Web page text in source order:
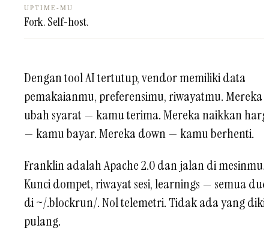
UPTIME-MU
Fork. Self-host.
Dengan tool AI tertutup, vendor memiliki data
pemakaianmu, preferensimu, riwayatmu. Mereka
ubah syarat — kamu terima. Mereka naikkan
— kamu bayar. Mereka down — kamu berhenti.
Franklin adalah Apache 2.0 dan jalan di mesinmu.
Kunci dompet, riwayat sesi, learnings — semua
di ~/.blockrun/. Nol telemetri. Tidak ada yang
pulang.